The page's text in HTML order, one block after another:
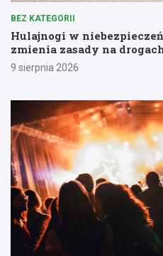
BEZ KATEGORII
Hulajnogi w
zmienia zasady na
9 sierpnia 2026